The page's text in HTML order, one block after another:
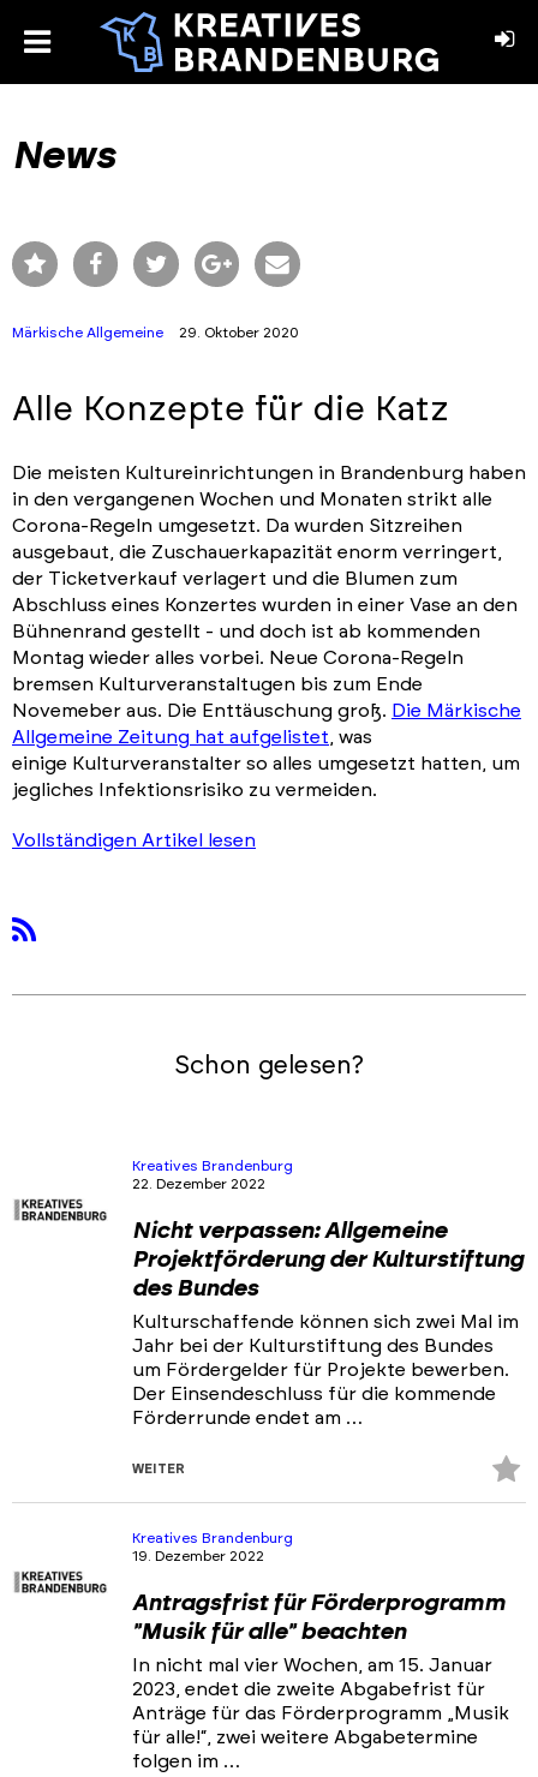
toggle
News
Märkische Allgemeine 29. Oktober 2020
Alle Konzepte für die Katz
Die meisten Kultureinrichtungen in Brandenburg haben
in den vergangenen Wochen und Monaten strikt alle
Corona-Regeln umgesetzt. Da wurden Sitzreihen
ausgebaut, die Zuschauerkapazität enorm verringert,
der Ticketverkauf verlagert und die Blumen zum
Abschluss eines Konzertes wurden in einer Vase an den
Bühnenrand gestellt - und doch ist ab kommenden
Montag wieder alles vorbei. Neue Corona-Regeln
bremsen Kulturveranstaltugen bis zum Ende
Novemeber aus. Die Enttäuschung groß. Die Märkische
Allgemeine Zeitung hat aufgelistet , was
einige Kulturveranstalter so alles umgesetzt hatten, um
jegliches Infektionsrisiko zu vermeiden.
Vollständigen Artikel lesen
Schon gelesen?
Kreatives Brandenburg
22. Dezember 2022
Nicht verpassen: Allgemeine
Projektförderung der Kulturstiftung
des Bundes
Kulturschaffende können sich zwei Mal im
Jahr bei der Kulturstiftung des Bundes
um Fördergelder für Projekte bewerben.
Der Einsendeschluss für die kommende
Förderrunde endet am …
WEITER
Kreatives Brandenburg
19. Dezember 2022
Antragsfrist für Förderprogramm
"Musik für alle" beachten
In nicht mal vier Wochen, am 15. Januar
2023, endet die zweite Abgabefrist für
Anträge für das Förderprogramm „Musik
für alle!“, zwei weitere Abgabetermine
folgen im …